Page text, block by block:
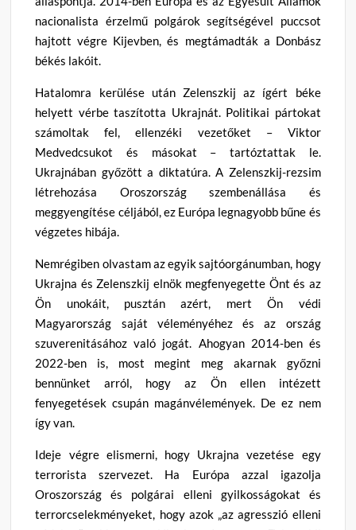
nacionalista érzelmű polgárok segítségével puccsot
hajtott végre Kijevben, és megtámadták a Donbász
békés lakóit.
Hatalomra kerülése után Zelenszkij az ígért béke
helyett vérbe taszította Ukrajnát. Politikai pártokat
számoltak fel, ellenzéki vezetőket – Viktor
Medvedcsukot és másokat – tartóztattak le.
Ukrajnában győzött a diktatúra. A Zelenszkij-rezsim
létrehozása Oroszország szembenállása és
meggyengítése céljából, ez Európa legnagyobb bűne és
végzetes hibája.
Nemrégiben olvastam az egyik sajtóorgánumban, hogy
Ukrajna és Zelenszkij elnök megfenyegette Önt és az
Ön unokáit, pusztán azért, mert Ön védi
Magyarország saját véleményéhez és az ország
szuverenitásához való jogát. Ahogyan 2014-ben és
2022-ben is, most megint meg akarnak győzni
bennünket arról, hogy az Ön ellen intézett
fenyegetések csupán magánvélemények. De ez nem
így van.
Ideje végre elismerni, hogy Ukrajna vezetése egy
terrorista szervezet. Ha Európa azzal igazolja
Oroszország és polgárai elleni gyilkosságokat és
terrorcselekményeket, hogy azok „az agresszió elleni